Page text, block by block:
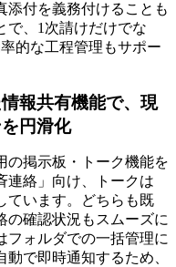
添付を義務付けることも
で、1次請けだけでな
的な工程管理もサポー
報共有機能で、現
円滑化
の掲示板・トーク機能を
連絡」向け、トークは
ています。どちらも既
の確認状況もスムーズに
フォルダでの一括管理に
で即時通知するため、